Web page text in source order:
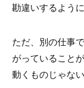
勘違いするよう
ただ、別の仕事
がっていること
動くものじゃな